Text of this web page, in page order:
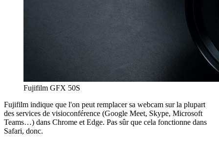
Fujifilm GFX 50S
Fujifilm indique que l'on peut remplacer sa webcam sur la plupart
des services de visioconférence (Google Meet, Skype, Microsoft
Teams…) dans Chrome et Edge. Pas sûr que cela fonctionne dans
Safari, donc.